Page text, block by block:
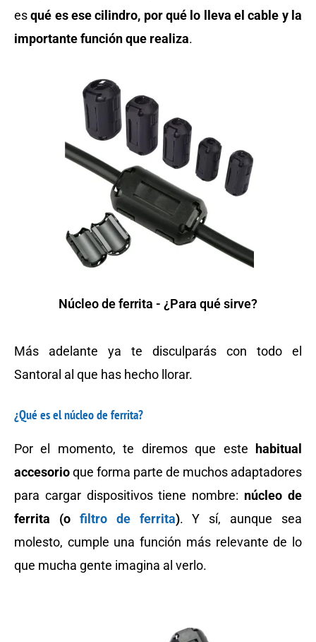
esqué es ese cilindro, por qué lo lleva el cable y la
importante función que realiza.
Núcleo de ferrita - ¿Para qué sirve?
Más adelante ya te disculparás con todo el
Santoral al que has hecho llorar.
¿Qué es el núcleo de ferrita?
Por el momento, te diremos que este
habitual
accesorioque forma parte de muchos adaptadores
para cargar dispositivos tiene nombre: núcleo de
ferrita (o filtro de ferrita). Y sí, aunque sea
molesto, cumple una función más relevante de lo
que mucha gente imagina al verlo.